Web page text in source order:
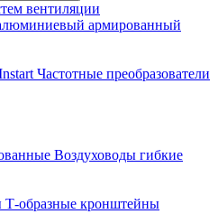
вентиляции
армированный
Частотные преобразователи
Воздуховоды гибкие
Т-образные кронштейны